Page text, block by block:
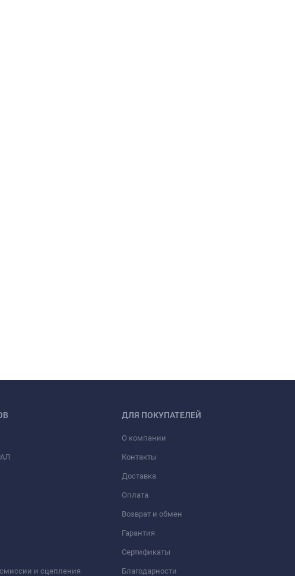
и сцепления
ДЛЯ ПОКУПАТЕЛЕЙ
О компании
Контакты
Доставка
Оплата
Возврат и обмен
Гарантия
Сертификаты
Благодарности